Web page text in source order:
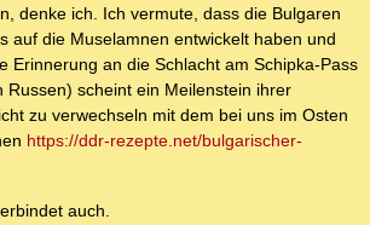
denke ich. Ich vermute, dass die Bulgaren
auf die Muselamnen entwickelt haben und
Erinnerung an die Schlacht am Schipka-Pass
Russen) scheint ein Meilenstein ihrer
zu verwechseln mit dem bei uns im Osten
https://ddr-rezepte.net/bulgarischer-
auch.